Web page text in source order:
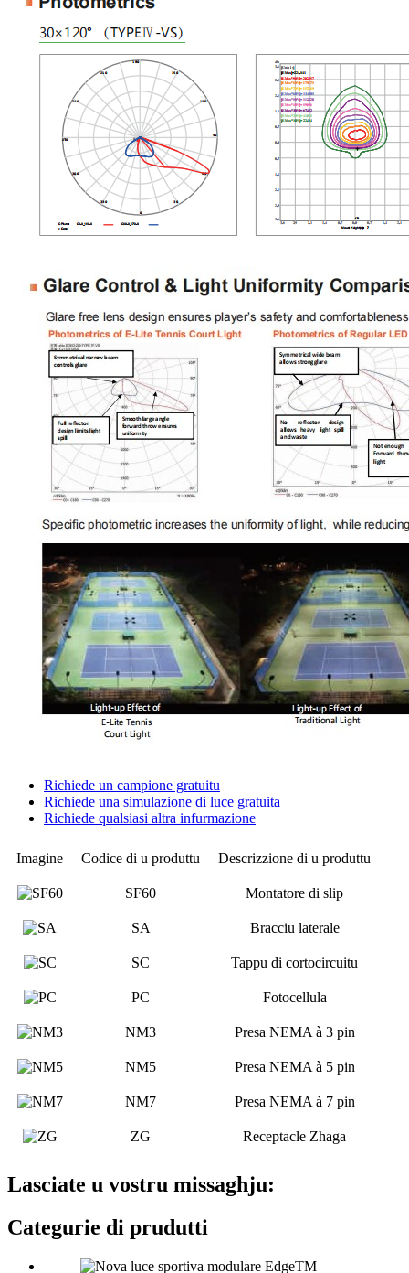
Richiede un campione gratuitu
Richiede una simulazione di luce gratuita
Richiede qualsiasi altra infurmazione
Imagine Codice di u produttu Descrizzione di u produttu
SF60 Montatore di slip
SA Bracciu laterale
SC Tappu di cortocircuitu
PC Fotocellula
NM3 Presa NEMA à 3 pin
NM5 Presa NEMA à 5 pin
NM7 Presa NEMA à 7 pin
ZG Receptacle Zhaga
Lasciate u vostru missaghju:
Categurie di prudutti